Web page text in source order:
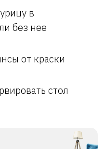
в
без нее
от краски
стол